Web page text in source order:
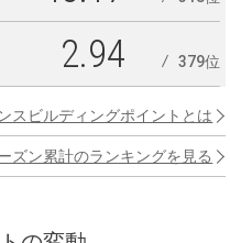
2.94 379位
スビルディングポイントとは
ズン累計のランキングを見る